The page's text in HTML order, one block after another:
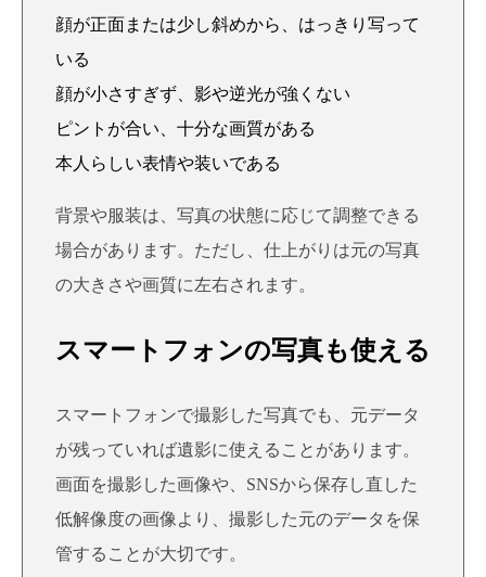
顔が正面または少し斜めから、はっきり写って
いる
顔が小さすぎず、影や逆光が強くない
ピントが合い、十分な画質がある
本人らしい表情や装いである
背景や服装は、写真の状態に応じて調整できる
場合があります。ただし、仕上がりは元の写真
の大きさや画質に左右されます。
スマートフォンの写真も使える
スマートフォンで撮影した写真でも、元データ
が残っていれば遺影に使えることがあります。
画面を撮影した画像や、SNSから保存し直した
低解像度の画像より、撮影した元のデータを保
管することが大切です。